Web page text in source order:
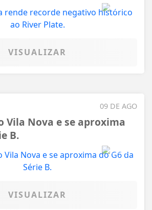
VISUALIZAR
09 DE AGO
Vila Nova e se aproxima
B.
VISUALIZAR